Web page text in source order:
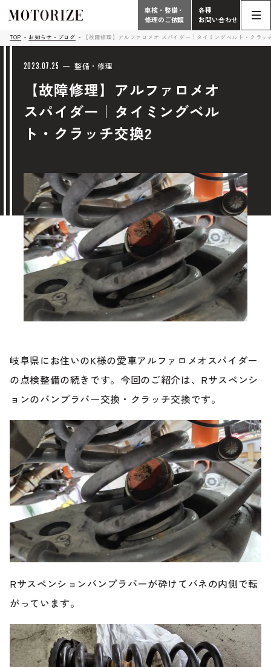
こだわり
輸入車買取査定依頼
車検・整備・修理のご依頼
中古車探しのご依頼/その他
お問い合わせフォーム
ブランド紹介
お客様の声
プライバシーポリシー
Phone
電話受付時間 10:00 - 18:30（月曜定休）
車検・整備・修理
058-247-7733
お問い合わせ総合
058-247-8001
タップで電話がかかります
Contact Form
24時間受付対応の
お問い合わせフォームはこちら
買取査定のご依頼
その他のお問い合わせ
中古車探しのご依頼・レンタカーのご相談
電話・メールなどのご連絡方法意外にも、オンラインで
のご相談も可能です。
お問い合わせフォームにて、オンラインでのご連絡をご
Contact
車検・整備・
修理のご依頼
各種
お問い合わせ
TOP お知らせ・ブログ 【故障修理】アルファロメオ スパイダー｜タイミングベルト・クラッ
2023.07.25 整備・修理
【故障修理】アルファロメオ
スパイダー｜タイミングベル
ト・クラッチ交換2
岐阜県にお住いのK様の愛車アルファロメオスパイダー
の点検整備の続きです。今回のご紹介は、Rサスペンシ
ョンのバンプラバー交換・クラッチ交換です。
Rサスペンションバンプラバーが砕けてバネの内側で転
がっています。